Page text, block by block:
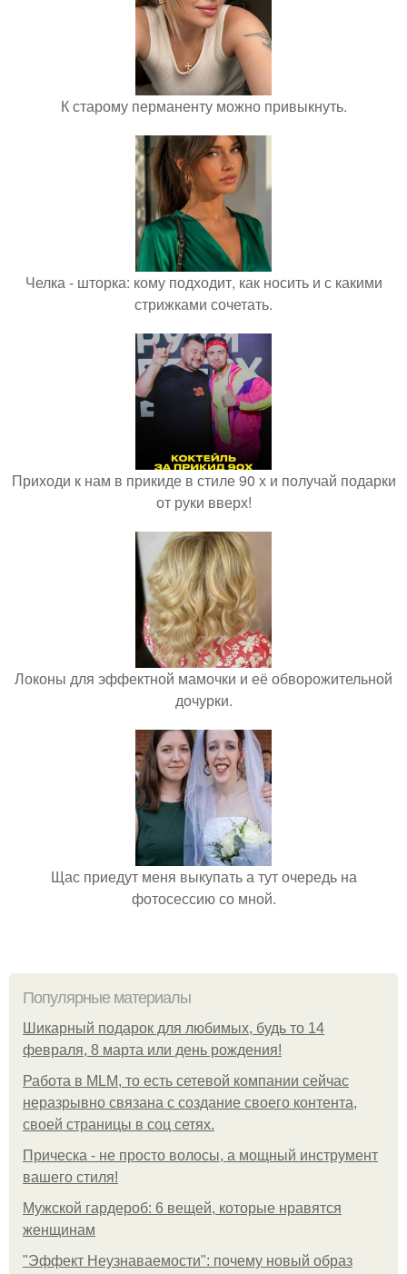
К старому перманенту можно привыкнуть.
Челка - шторка: кому подходит, как носить и с какими
стрижками сочетать.
Приходи к нам в прикиде в стиле 90 х и получай подарки
от руки вверх!
Локоны для эффектной мамочки и её обворожительной
дочурки.
Щас приедут меня выкупать а тут очередь на
фотосессию со мной.
Популярные материалы
Шикарный подарок для любимых, будь то 14
февраля, 8 марта или день рождения!
Работа в MLM, то есть сетевой компании сейчас
неразрывно связана с создание своего контента,
своей страницы в соц сетях.
Прическа - не просто волосы, а мощный инструмент
вашего стиля!
Мужской гардероб: 6 вещей, которые нравятся
женщинам
"Эффект Неузнаваемости": почему новый образ